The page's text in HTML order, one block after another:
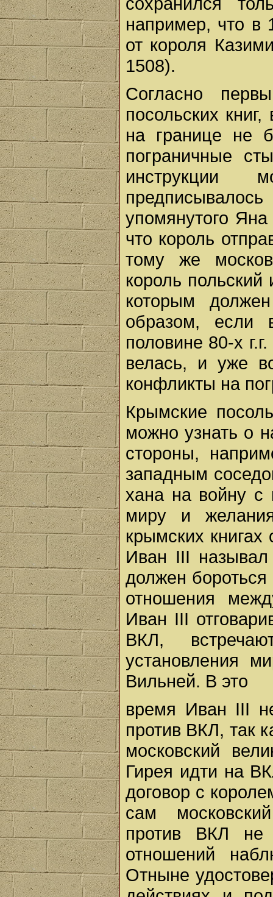
например, что в
от короля
1508).
Согласно
посольских
на границе не
пограничные
инструкции
упомянутого Яна
что король
тому же
король польский
которым
образом,
половине 80-х
велась, и уже
конфликты на
Крымские
можно узнать о
стороны,
западным
хана на войну с
миру и
крымских книгах
Иван III
должен бороться
отношения
Иван III
ВКЛ,
установления
Вильней. В это
время Иван III
против ВКЛ, так
московский
Гирея идти на
договор с
сам
против ВКЛ не
отношений
Отныне